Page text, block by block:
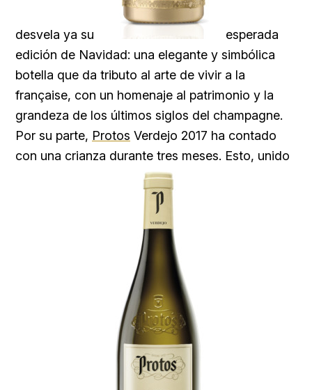
desvela ya su
esperada
edición de Navidad: una elegante y simbólica
botella que da tributo al arte de vivir a la
française, con un homenaje al patrimonio y la
grandeza de los últimos siglos del champagne.
Por su parte, Protos Verdejo 2017 ha contado
con una crianza durante tres meses. Esto, unido